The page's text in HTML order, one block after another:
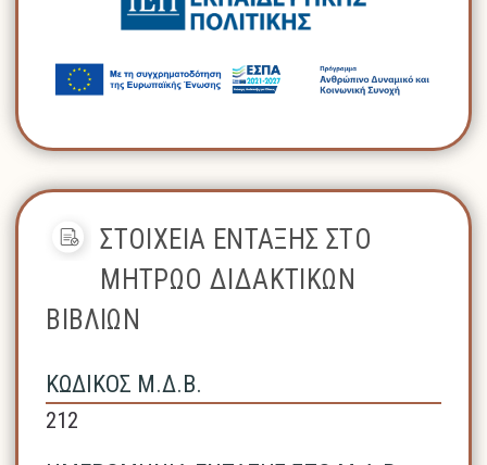
ΣΤΟΙΧΕΙΑ ΕΝΤΑΞΗΣ ΣΤΟ
ΜΗΤΡΩΟ ΔΙΔΑΚΤΙΚΩΝ
ΒΙΒΛΙΩΝ
ΚΩΔΙΚΟΣ Μ.Δ.Β.
212